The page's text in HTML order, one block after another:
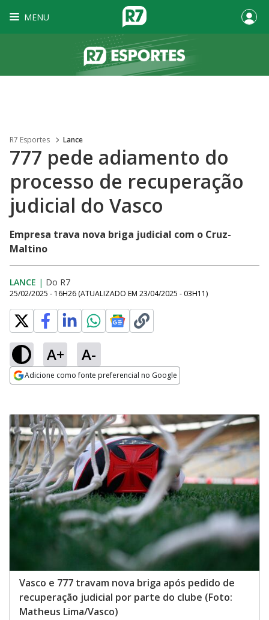
MENU
R7 Esportes Lance
777 pede adiamento do
processo de recuperação
judicial do Vasco
Empresa trava nova briga judicial com o Cruz-
Maltino
LANCE | Do R7
25/02/2025 - 16H26 (ATUALIZADO EM 23/04/2025 - 03H11)
A+ A-
Adicione como fonte preferencial no Google
Vasco e 777 travam nova briga após pedido de
recuperação judicial por parte do clube (Foto:
Matheus Lima/Vasco)